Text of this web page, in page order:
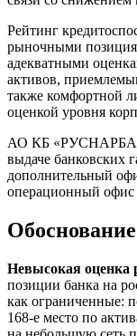
Рейтинг
рыночными
адекватными
активов,
также комфортной
оценкой уровня
АО КБ
выдаче банковских
дополнительный
операционный офис
Невысокая оценка
позиции банка на
как ограниченные:
168-е место по